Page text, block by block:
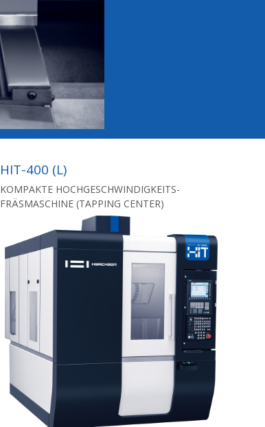
HIT-400 (L)
KOMPAKTE HOCHGESCHWINDIGKEITS-
FRÄSMASCHINE (TAPPING CENTER)